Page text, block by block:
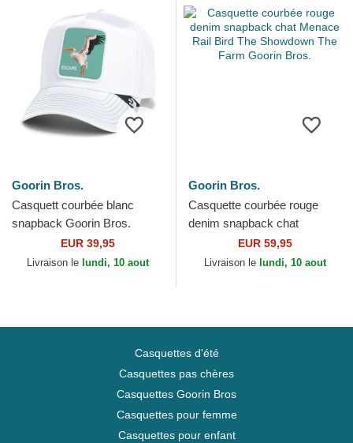
Goorin Bros.
Casquett courbée blanc
snapback Goorin Bros.
Pelican Bird Escape Not Into
Yoga Great Escape The...
EUR 39,95
Livraison le lundi, 10 aout
Goorin Bros.
Casquette courbée rouge
denim snapback chat
Menace Rail Bird The
Showdown The Farm Goorin
EUR 59,95
Livraison le lundi, 10 aout
Casquettes d'été
Casquettes pas chères
Casquettes Goorin Bros
Casquettes pour femme
Casquettes pour enfant